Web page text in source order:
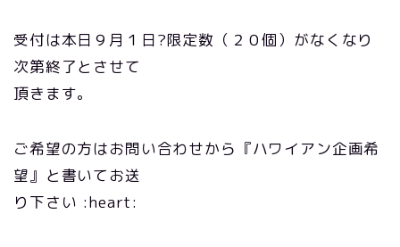
受付は本日９月１日?限定数（２０個）がなくなり
次第終了とさせて
頂きます。
ご希望の方はお問い合わせから『ハワイアン企画希
望』と書いてお送
り下さい :heart: